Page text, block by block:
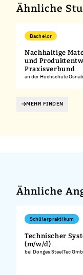
Ähnliche
Bachelor
Nachhaltige
und
Praxisverbund
an der Hochschule
MEHR FINDEN
Ähnliche
Schülerpraktikum
Technischer
(m/w/d)
bei Donges SteelTec